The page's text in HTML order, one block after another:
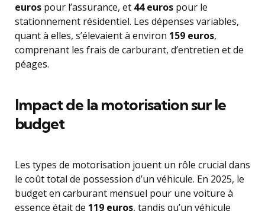
euros pour l’assurance, et 44 euros pour le
stationnement résidentiel. Les dépenses variables,
quant à elles, s’élevaient à environ 159 euros,
comprenant les frais de carburant, d’entretien et de
péages.
Impact de la motorisation sur le
budget
Les types de motorisation jouent un rôle crucial dans
le coût total de possession d’un véhicule. En 2025, le
budget en carburant mensuel pour une voiture à
essence était de 119 euros, tandis qu’un véhicule